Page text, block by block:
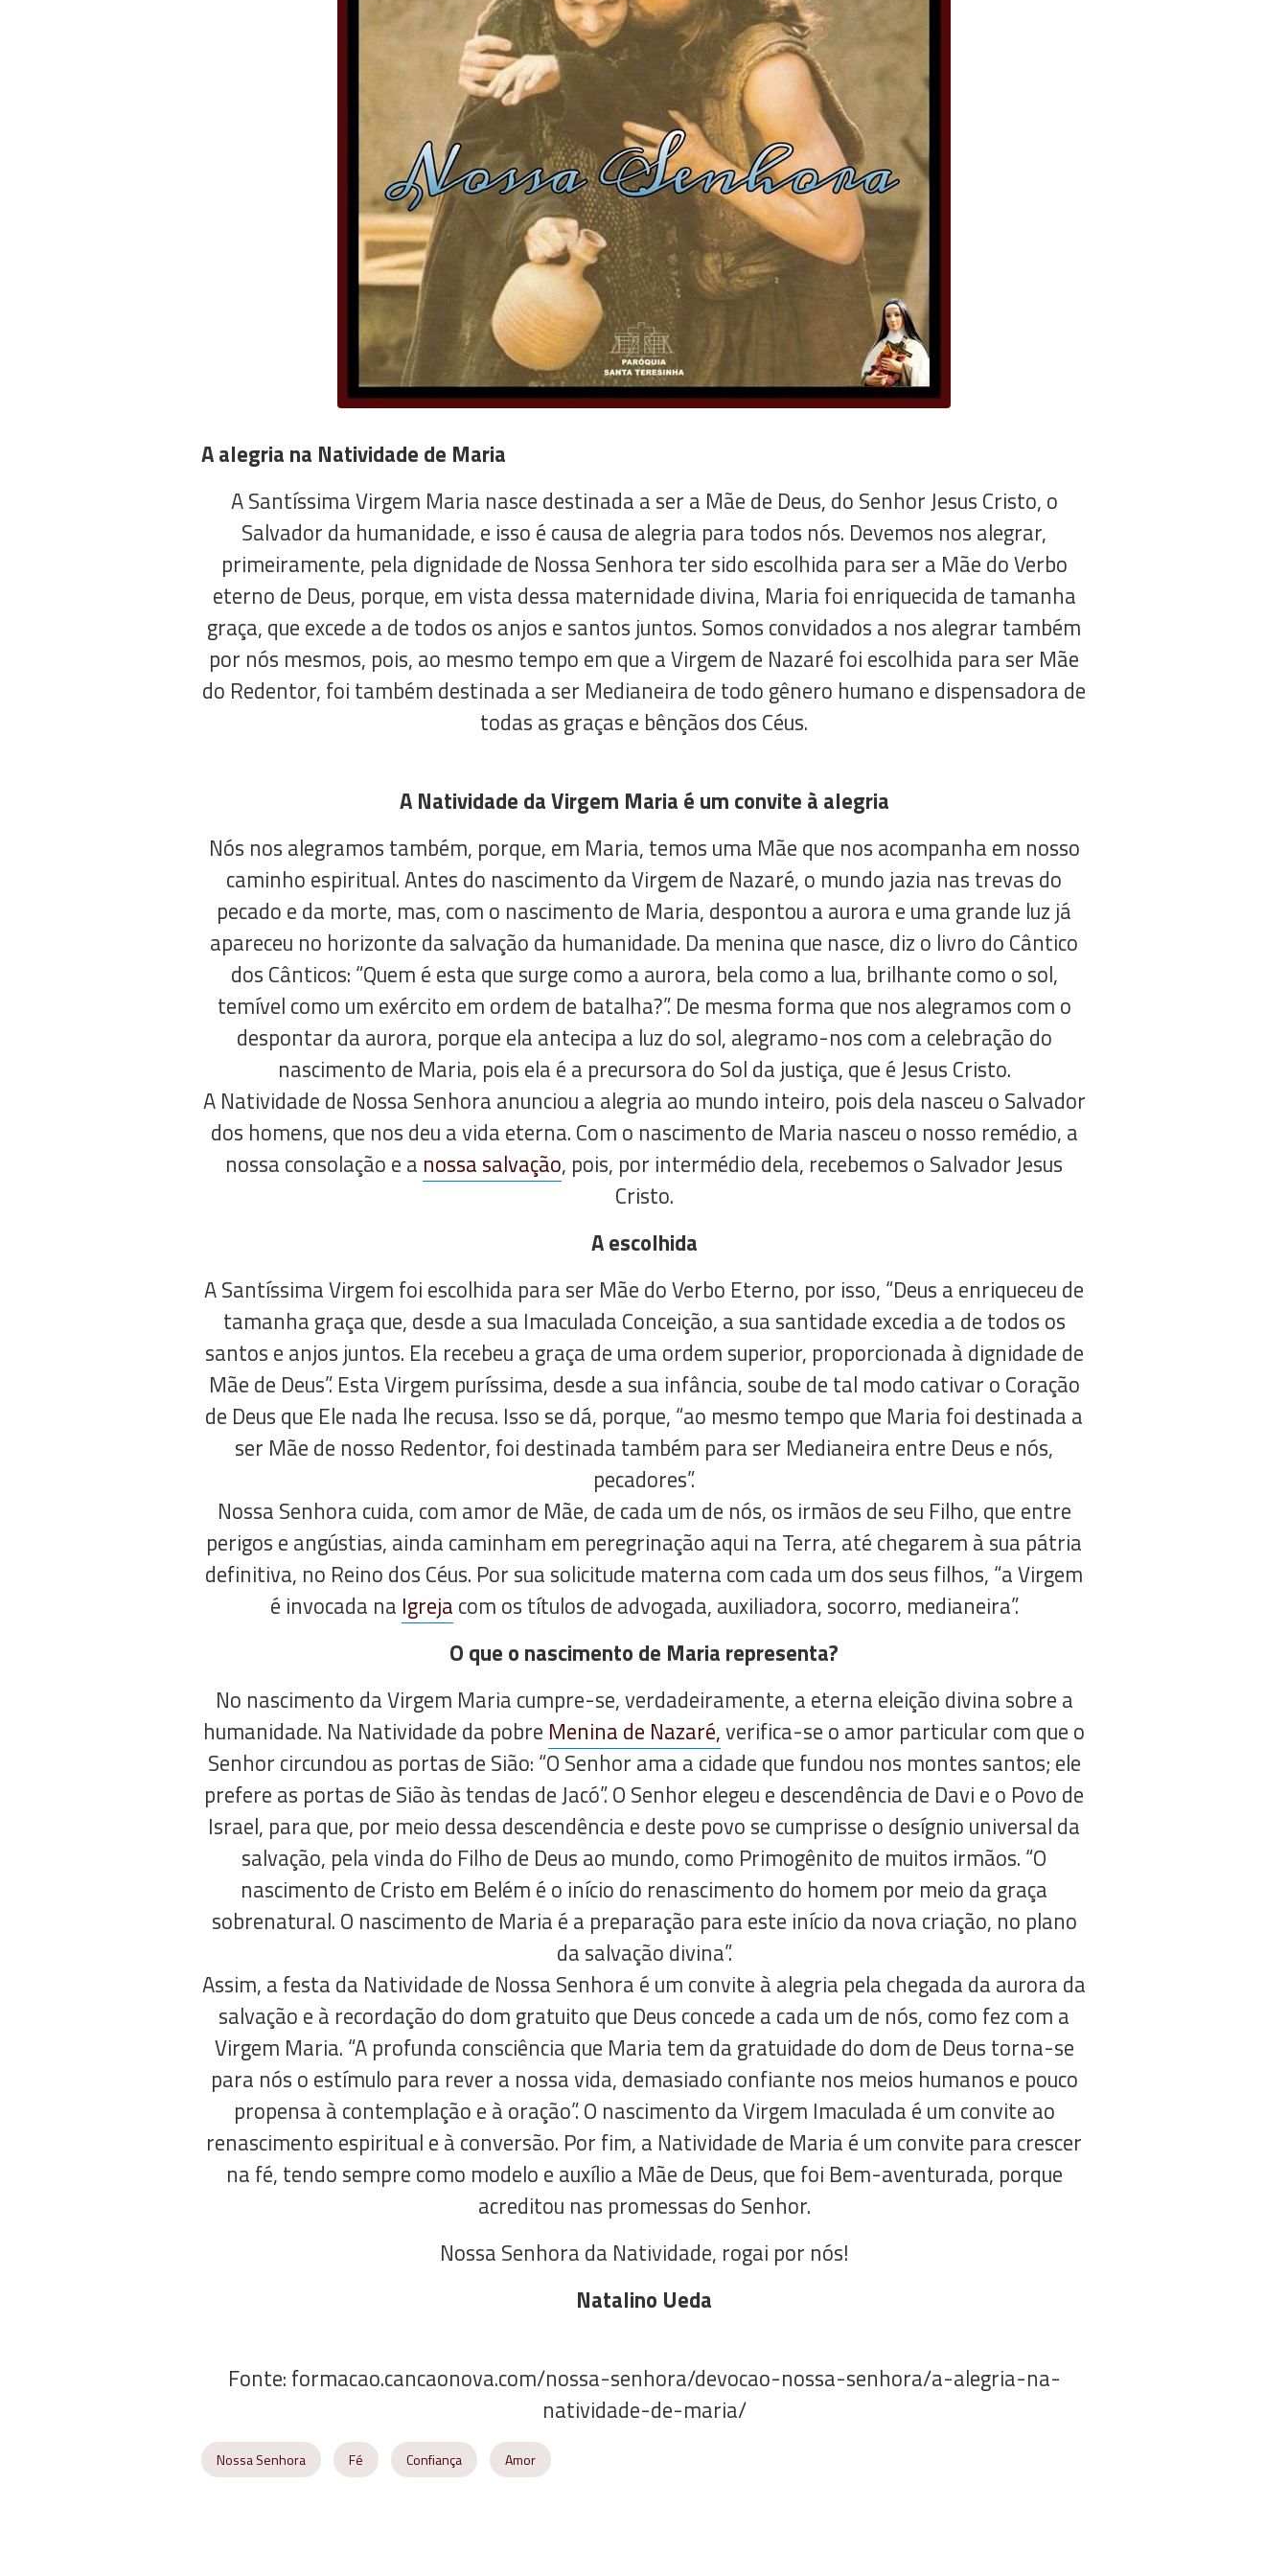
A alegria na Natividade de Maria
A Santíssima Virgem Maria nasce destinada a ser a Mãe de Deus, do Senhor Jesus Cristo, o
Salvador da humanidade, e isso é causa de alegria para todos nós. Devemos nos alegrar,
primeiramente, pela dignidade de Nossa Senhora ter sido escolhida para ser a Mãe do Verbo
eterno de Deus, porque, em vista dessa maternidade divina, Maria foi enriquecida de tamanha
graça, que excede a de todos os anjos e santos juntos. Somos convidados a nos alegrar também
por nós mesmos, pois, ao mesmo tempo em que a Virgem de Nazaré foi escolhida para ser Mãe
do Redentor, foi também destinada a ser Medianeira de todo gênero humano e dispensadora de
todas as graças e bênçãos dos Céus.
A Natividade da Virgem Maria é um convite à alegria
Nós nos alegramos também, porque, em Maria, temos uma Mãe que nos acompanha em nosso
caminho espiritual. Antes do nascimento da Virgem de Nazaré, o mundo jazia nas trevas do
pecado e da morte, mas, com o nascimento de Maria, despontou a aurora e uma grande luz já
apareceu no horizonte da salvação da humanidade. Da menina que nasce, diz o livro do Cântico
dos Cânticos: “Quem é esta que surge como a aurora, bela como a lua, brilhante como o sol,
temível como um exército em ordem de batalha?”. De mesma forma que nos alegramos com o
despontar da aurora, porque ela antecipa a luz do sol, alegramo-nos com a celebração do
nascimento de Maria, pois ela é a precursora do Sol da justiça, que é Jesus Cristo.
A Natividade de Nossa Senhora anunciou a alegria ao mundo inteiro, pois dela nasceu o Salvador
dos homens, que nos deu a vida eterna. Com o nascimento de Maria nasceu o nosso remédio, a
nossa consolação e a nossa salvação, pois, por intermédio dela, recebemos o Salvador Jesus
Cristo.
A escolhida
A Santíssima Virgem foi escolhida para ser Mãe do Verbo Eterno, por isso, “Deus a enriqueceu de
tamanha graça que, desde a sua Imaculada Conceição, a sua santidade excedia a de todos os
santos e anjos juntos. Ela recebeu a graça de uma ordem superior, proporcionada à dignidade de
Mãe de Deus”. Esta Virgem puríssima, desde a sua infância, soube de tal modo cativar o Coração
de Deus que Ele nada lhe recusa. Isso se dá, porque, “ao mesmo tempo que Maria foi destinada a
ser Mãe de nosso Redentor, foi destinada também para ser Medianeira entre Deus e nós,
pecadores”.
Nossa Senhora cuida, com amor de Mãe, de cada um de nós, os irmãos de seu Filho, que entre
perigos e angústias, ainda caminham em peregrinação aqui na Terra, até chegarem à sua pátria
definitiva, no Reino dos Céus. Por sua solicitude materna com cada um dos seus filhos, “a Virgem
é invocada na Igreja com os títulos de advogada, auxiliadora, socorro, medianeira”.
O que o nascimento de Maria representa?
No nascimento da Virgem Maria cumpre-se, verdadeiramente, a eterna eleição divina sobre a
humanidade. Na Natividade da pobre Menina de Nazaré,verifica-se o amor particular com que o
Senhor circundou as portas de Sião: “O Senhor ama a cidade que fundou nos montes santos; ele
prefere as portas de Sião às tendas de Jacó”. O Senhor elegeu e descendência de Davi e o Povo de
Israel, para que, por meio dessa descendência e deste povo se cumprisse o desígnio universal da
salvação, pela vinda do Filho de Deus ao mundo, como Primogênito de muitos irmãos. “O
nascimento de Cristo em Belém é o início do renascimento do homem por meio da graça
sobrenatural. O nascimento de Maria é a preparação para este início da nova criação, no plano
da salvação divina”.
Assim, a festa da Natividade de Nossa Senhora é um convite à alegria pela chegada da aurora da
salvação e à recordação do dom gratuito que Deus concede a cada um de nós, como fez com a
Virgem Maria. “A profunda consciência que Maria tem da gratuidade do dom de Deus torna-se
para nós o estímulo para rever a nossa vida, demasiado confiante nos meios humanos e pouco
propensa à contemplação e à oração”. O nascimento da Virgem Imaculada é um convite ao
renascimento espiritual e à conversão. Por fim, a Natividade de Maria é um convite para crescer
na fé, tendo sempre como modelo e auxílio a Mãe de Deus, que foi Bem-aventurada, porque
acreditou nas promessas do Senhor.
Nossa Senhora da Natividade, rogai por nós!
Natalino Ueda
Fonte: formacao.cancaonova.com/nossa-senhora/devocao-nossa-senhora/a-alegria-na-
natividade-de-maria/
Nossa Senhora Fé Confiança Amor